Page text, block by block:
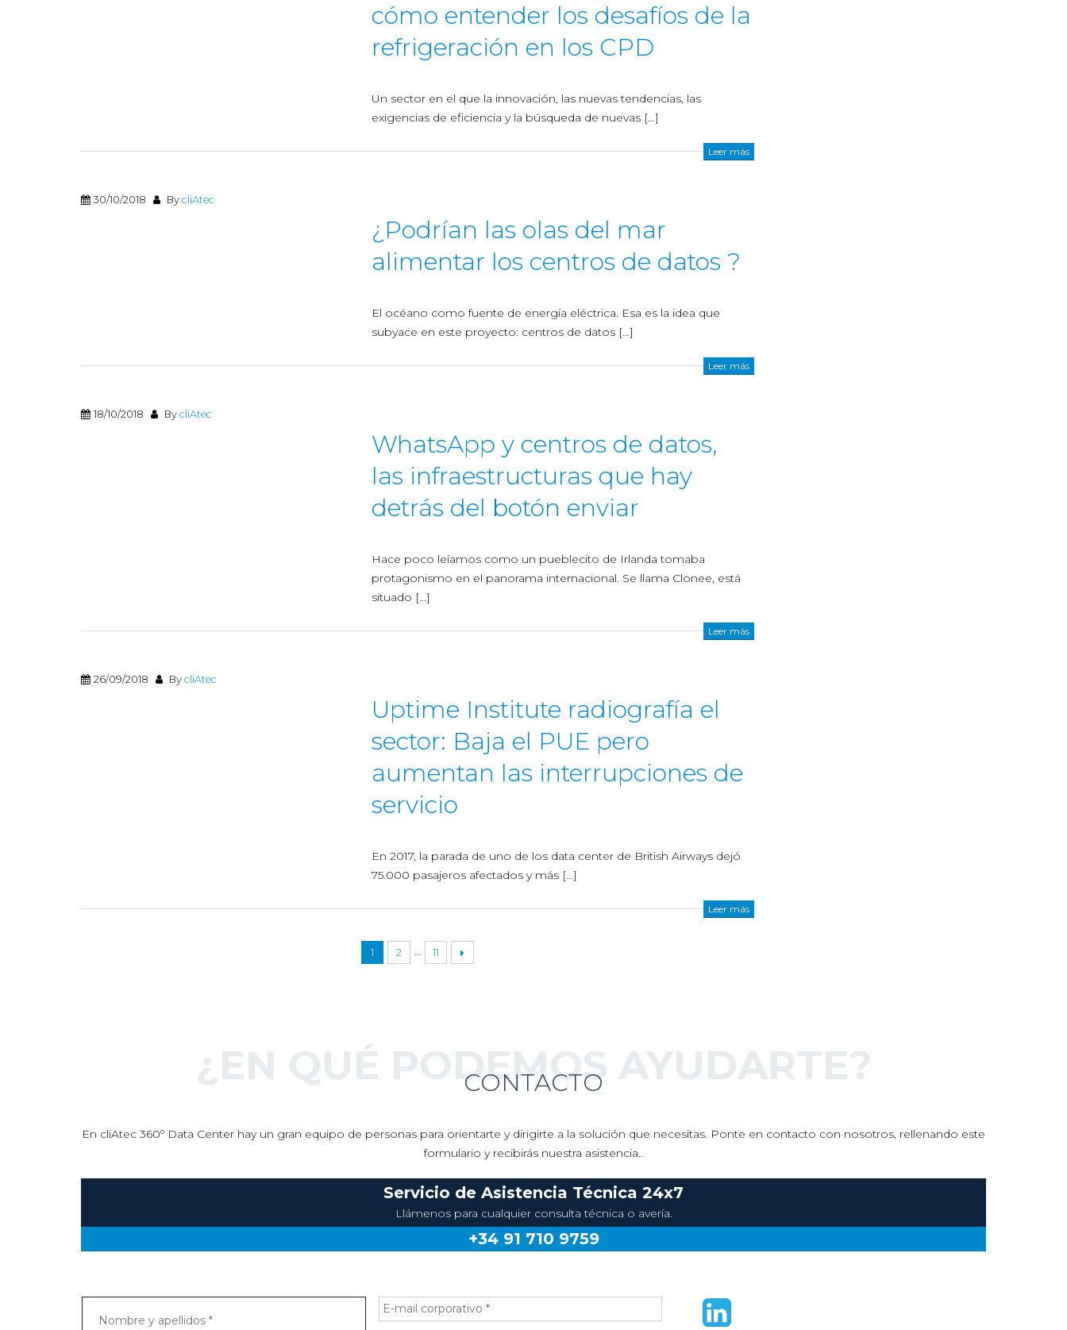
cómo entender los desafíos de la
refrigeración en los CPD
Un sector en el que la innovación, las nuevas tendencias, las
exigencias de eficiencia y la búsqueda de nuevas […]
Leer más
30/10/2018 BycliAtec
¿Podrían las olas del mar
alimentar los centros de datos ?
El océano como fuente de energía eléctrica. Esa es la idea que
subyace en este proyecto: centros de datos […]
Leer más
18/10/2018 BycliAtec
WhatsApp y centros de datos,
las infraestructuras que hay
detrás del botón enviar
Hace poco leíamos como un pueblecito de Irlanda tomaba
protagonismo en el panorama internacional. Se llama Clonee, está
situado […]
Leer más
26/09/2018 BycliAtec
Uptime Institute radiografía el
sector: Baja el PUE pero
aumentan las interrupciones de
servicio
En 2017, la parada de uno de los data center de British Airways dejó
75.000 pasajeros afectados y más […]
Leer más
1 2 11
¿EN QUÉ PODEMOS AYUDARTE?
CONTACTO
En cliAtec 360º Data Center hay un gran equipo de personas para orientarte y dirigirte a la solución que necesitas. Ponte en contacto con nosotros, rellenando este
formulario y recibirás nuestra asistencia..
Servicio de Asistencia Técnica 24x7
Llámenos para cualquier consulta técnica o avería.
+34 91 710 9759